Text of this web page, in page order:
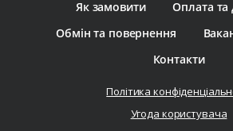
Як замовити
Оплата та
Обмін та повернення
Контакти
Політика
Угода користувача